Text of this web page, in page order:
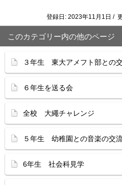
登録日: 2023年11月1日 /
このカテゴリー内の他のページ
３年生 東大アメフト部との
６年生を送る会
全校 大繩チャレンジ
５年生 幼稚園との音楽の交
6年生 社会科見学